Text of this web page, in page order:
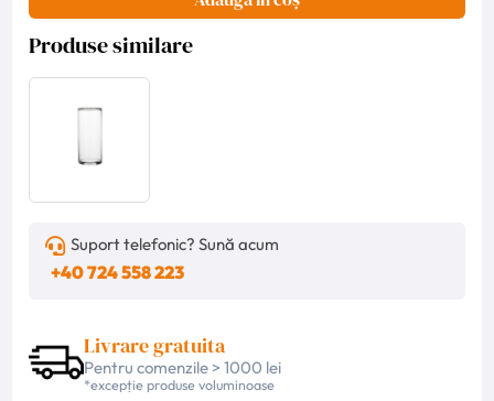
Produse similare
Suport telefonic? Sună acum
+40 724 558 223
Livrare gratuita
Pentru comenzile > 1000 lei
*excepție produse voluminoase